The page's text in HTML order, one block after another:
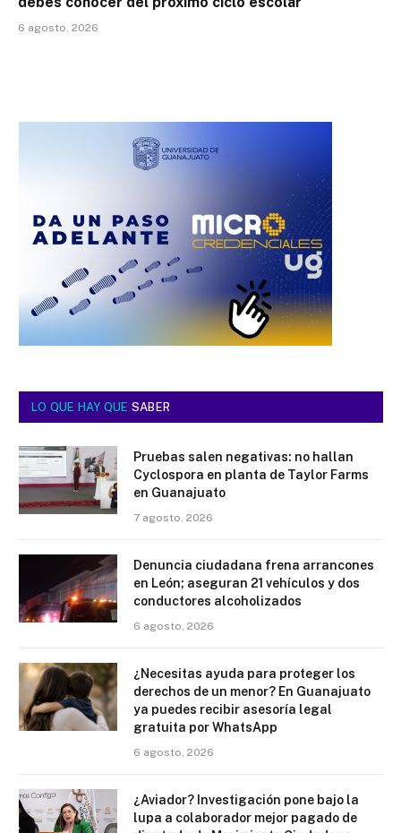
6 agosto, 2026
LO QUE HAY QUE SABER
Pruebas salen negativas: no hallan
Cyclospora en planta de Taylor Farms
en Guanajuato
7 agosto, 2026
Denuncia ciudadana frena arrancones
en León; aseguran 21 vehículos y dos
conductores alcoholizados
6 agosto, 2026
¿Necesitas ayuda para proteger los
derechos de un menor? En Guanajuato
ya puedes recibir asesoría legal
gratuita por WhatsApp
6 agosto, 2026
¿Aviador? Investigación pone bajo la
lupa a colaborador mejor pagado de